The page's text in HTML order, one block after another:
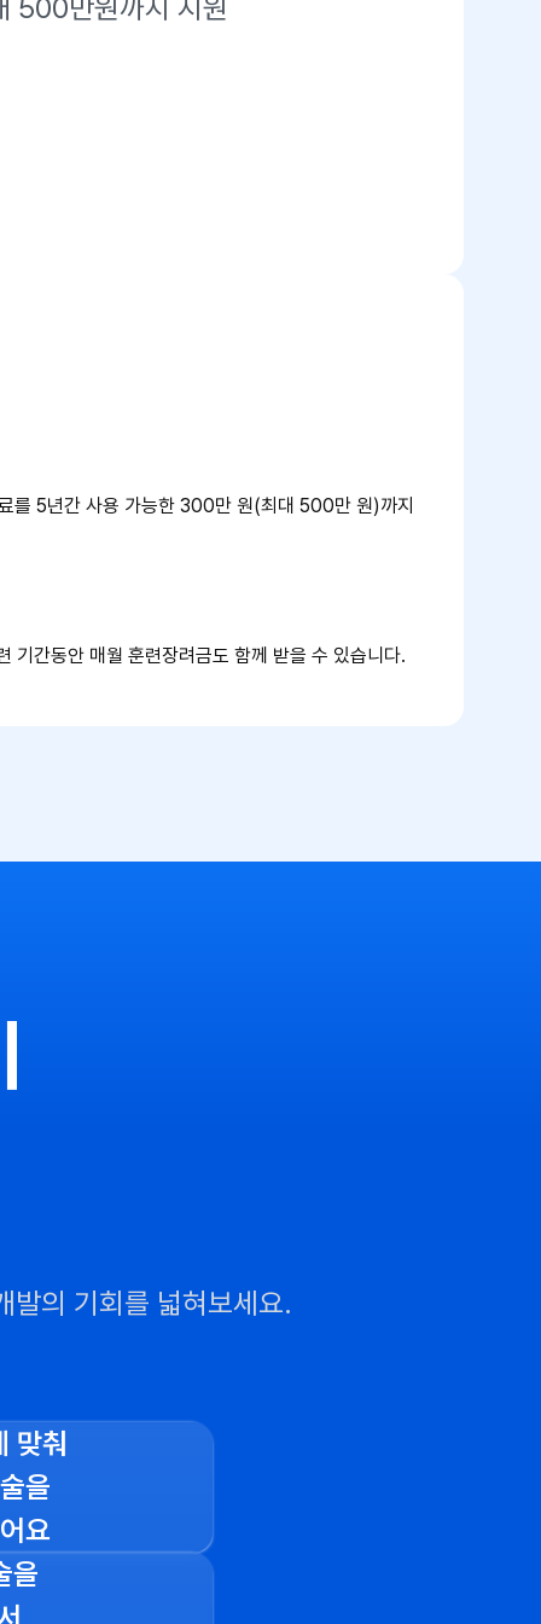
500만원까지 지원
를 5년간 사용 가능한 300만 원(최대 500만 원)까지
기간동안 매월 훈련장려금도 함께 받을 수 있습니다.
발의 기회를 넓혀보세요.
맞춰
을
요
을